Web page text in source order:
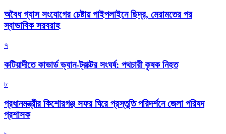
অবৈধ গ্যাস সংযোগের চেষ্টায় পাইপলাইনে ছিদ্র, মেরামতের পর
স্বাভাবিক সরবরাহ
৭
কটিয়াদীতে কাভার্ড ভ্যান-ট্রাক্টর সংঘর্ষ: পথচারী কৃষক নিহত
৮
প্রধানমন্ত্রীর কিশোরগঞ্জ সফর ঘিরে প্রস্তুতি পরিদর্শনে জেলা পরিষদ
প্রশাসক